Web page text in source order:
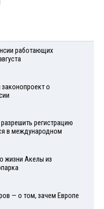
работающих
законопроект о
регистрацию
в международном
жизни Акелы из
— о том, зачем Европе